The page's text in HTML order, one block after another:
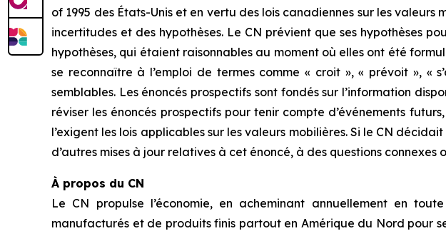
of 1995 des États-Unis et en vertu des lois canadiennes sur les
incertitudes et des hypothèses. Le CN prévient que ses hypothèses
hypothèses, qui étaient raisonnables au moment où elles ont été
se reconnaître à l’emploi de termes comme « croit », « prévoit », «
semblables. Les énoncés prospectifs sont fondés sur l’information
réviser les énoncés prospectifs pour tenir compte d’événements
l’exigent les lois applicables sur les valeurs mobilières. Si le CN
d’autres mises à jour relatives à cet énoncé, à des questions
À propos du CN
Le CN propulse l’économie, en acheminant annuellement en
manufacturés et de produits finis partout en Amérique du Nord pour